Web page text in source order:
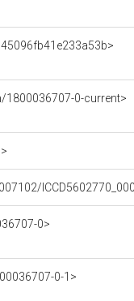
0-current>
0>
0-1>